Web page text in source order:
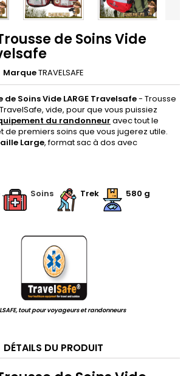
de Soins Vide
MarqueTRAVELSAFE
de Soins Vide LARGE Travelsafe- Trousse
vide, pour que vous puissiez
du randonneur avec tout le
de premiers soins que vous jugerez utile.
Large, format sac à dos avec
. Soins Trek 580 g
tout pour voyageurs et randonneurs
DÉTAILS DU PRODUIT